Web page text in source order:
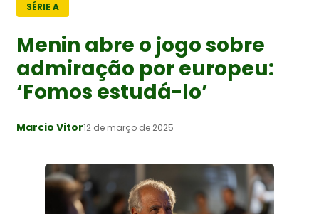
SÉRIE A
Menin abre o jogo sobre
admiração por europeu:
‘Fomos estudá-lo’
Marcio Vitor12 de março de 2025